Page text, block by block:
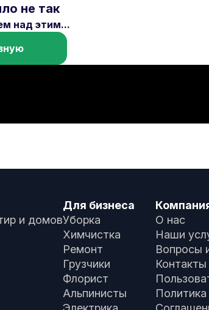
не так
над этим...
и домов
Для бизнеса
Уборка
Химчистка
Ремонт
Грузчики
Флорист
Альпинисты
О нас
Наши
Вопросы
Контакты